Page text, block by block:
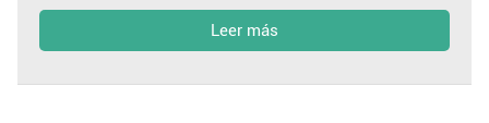
Leer más